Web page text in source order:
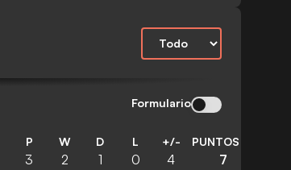
Formulario
P W D L +/- PUNTOS
3 2 1 0 4 7